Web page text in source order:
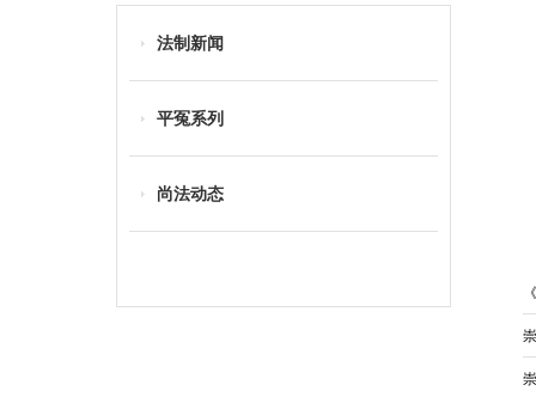
法制新闻
平冤系列
尚法动态